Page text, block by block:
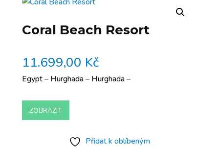
Coral Beach Resort
11.699,00 Kč
Egypt – Hurghada – Hurghada –
ZOBRAZIT
Přidat k oblíbeným